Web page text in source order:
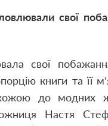
свої
свої
книги та її
до модних
Настя